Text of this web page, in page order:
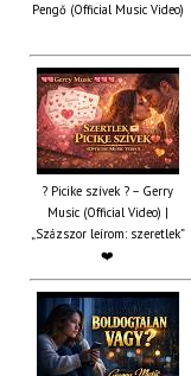
Pengő (Official Music Video)
? Picike szívek ? – Gerry
Music (Official Video) |
„Százszor leírom: szeretlek”
❤️